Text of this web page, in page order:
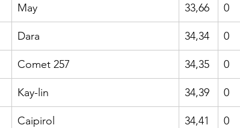
May 33,66 0
Dara 34,34 0
Comet 257 34,35 0
Kay-lin 34,39 0
Caipirol 34,41 0